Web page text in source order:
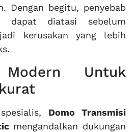
Dengan begitu, penyebab
dapat diatasi sebelum
kerusakan yang lebih
Modern Untuk
Domo Transmisi
mengandalkan dukungan